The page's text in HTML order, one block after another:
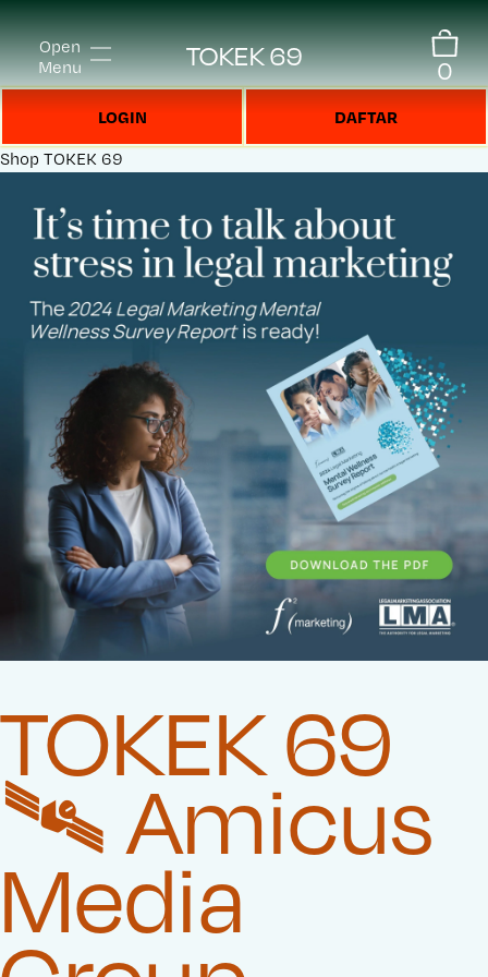
Open
Menu
TOKEK 69 0
LOGIN DAFTAR
Shop TOKEK 69
TOKEK 69
🛰️‍ Amicus
Media